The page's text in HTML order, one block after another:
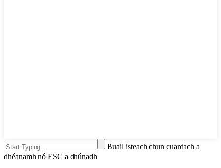
Buail isteach chun cuardach a
dhéanamh nó ESC a dhúnadh